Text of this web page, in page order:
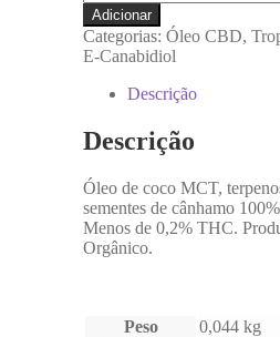
era:
€48.95.€33.90.
de
ÓLEO
DE
CBD
PARA
10%
–
BUD
PREMIUM
MAÇÃ
(10ML)
Adicionar
Categorias:Óleo CBD,
E-Canabidiol
Descrição
Descrição
Óleo de coco MCT,
sementes de cânhamo
Menos de 0,2% THC.
Orgânico.
Peso
0,044 kg